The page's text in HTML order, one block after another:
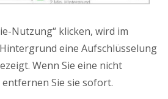
Nutzung“ klicken, wird im
eine Aufschlüsselung
Wenn Sie eine nicht
Sie sie sofort.